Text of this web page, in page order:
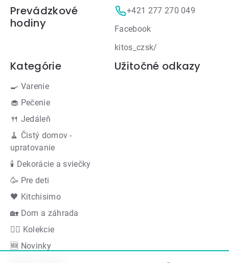
Prevádzkové
hodiny
+421 277 270 049
Facebook
kitos_czsk/
Kategórie
🍳 Varenie
🧁 Pečenie
🍴 Jedáleň
🧹 Čistý domov -
upratovanie
🕯 Dekorácie a sviečky
🥳 Pre deti
🖤 Kitchisimo
🏡 Dom a záhrada
👍🏻 Kolekcie
🆕 Novinky
Užitočné odkazy